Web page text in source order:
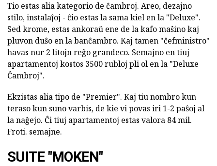
Tio estas alia kategorio de ĉambroj. Areo, dezajno
stilo, instalaĵoj - ĉio estas la sama kiel en la "Deluxe".
Sed krome, estas ankoraŭ ene de la kafo maŝino kaj
pluvon duŝo en la banĉambro. Kaj tamen "ĉefministro"
havas nur 2 litojn reĝo grandeco. Semajno en tiuj
apartamentoj kostos 3500 rubloj pli ol en la "Deluxe
Ĉambroj".
Ekzistas alia tipo de "Premier". Kaj tiu nombro kun
teraso kun suno varbis, de kie vi povas iri 1-2 paŝoj al
la naĝejo. Ĉi tiuj apartamentoj estas valora 84 mil.
Froti. semajne.
SUITE "MOKEN"